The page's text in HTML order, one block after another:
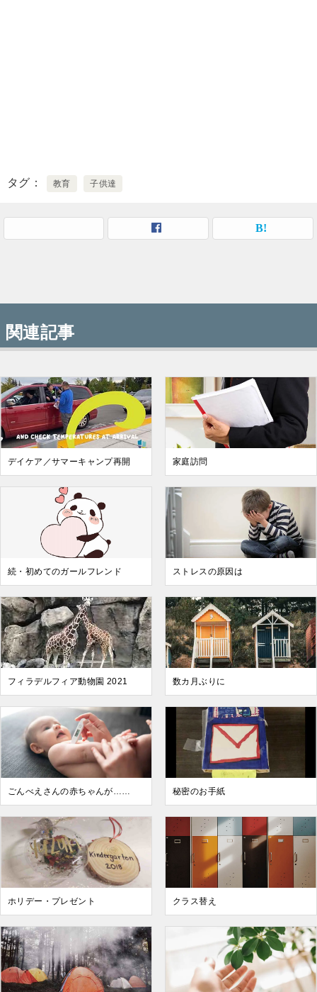
タグ 教育 子供達
関連記事
デイケア／サマーキャンプ再開 家庭訪問
続・初めてのガールフレンド ストレスの原因は
フィラデルフィア動物園 2021 数カ月ぶりに
ごんべえさんの赤ちゃんが…… 秘密のお手紙
ホリデー・プレゼント クラス替え